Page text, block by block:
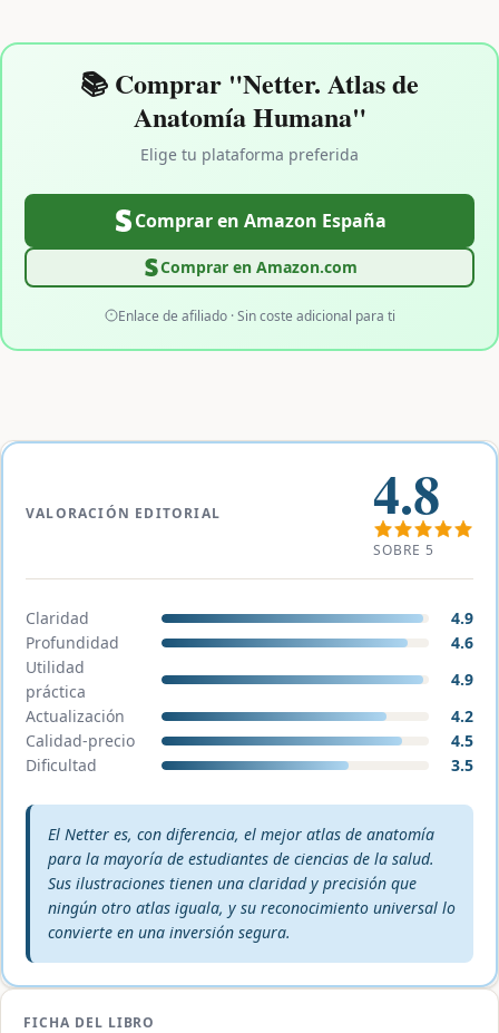
📚 Comprar "Netter. Atlas de
Anatomía Humana"
Elige tu plataforma preferida
Comprar en Amazon España
Comprar en Amazon.com
Enlace de afiliado · Sin coste adicional para ti
VALORACIÓN EDITORIAL 4.8
SOBRE 5
Claridad
4.9
Profundidad
4.6
Utilidad
práctica
4.9
Actualización
4.2
Calidad-precio
4.5
Dificultad
3.5
Veredicto editorial:
El Netter es, con diferencia, el mejor atlas de anatomía
para la mayoría de estudiantes de ciencias de la salud.
Sus ilustraciones tienen una claridad y precisión que
ningún otro atlas iguala, y su reconocimiento universal lo
convierte en una inversión segura.
FICHA DEL LIBRO